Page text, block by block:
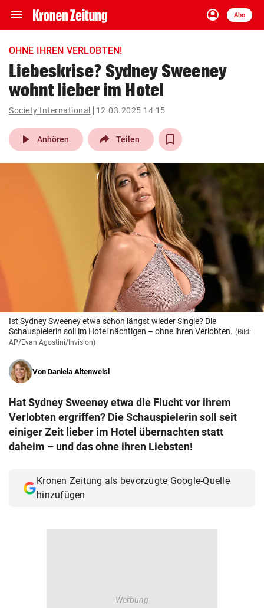
menu Navigation
ein-/ausklappen
account_circle
Anmelden
Abo
close Schließen
account_circle Anmelden
pin_drop
Wien arrow_right
bookmark
© Krone Multimedia GmbH & Co KG 2026
Muthgasse 2, 1190 Wien
OHNE IHREN VERLOBTEN!
Liebeskrise? Sydney Sweeney
wohnt lieber im Hotel
Society International 12.03.2025 14:15
play_arrow Anhören Teilen
Ist Sydney Sweeney etwa schon längst wieder Single? Die
Schauspielerin soll im Hotel nächtigen – ohne ihren Verlobten. (Bild:
AP/Evan Agostini/Invision)
Von Daniela Altenweisl
Hat Sydney Sweeney etwa die Flucht vor ihrem
Verlobten ergriffen? Die Schauspielerin soll seit
einiger Zeit lieber im Hotel übernachten statt
daheim – und das ohne ihren Liebsten!
Kronen Zeitung als bevorzugte Google-Quelle
hinzufügen